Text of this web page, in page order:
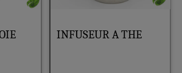
INFUSEUR A THE